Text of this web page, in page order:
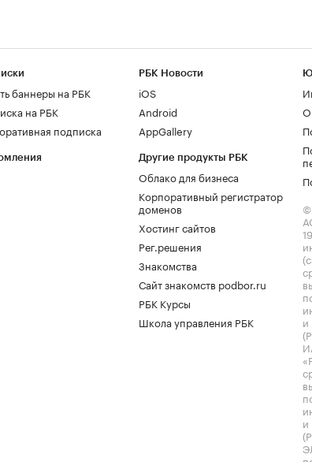
баннеры на РБК
на РБК
подписка
РБК Новости
iOS
Android
AppGallery
Другие продукты РБК
Облако для бизнеса
Корпоративный регистратор
доменов
Хостинг сайтов
Рег.решения
Знакомства
Сайт знакомств podbor.ru
РБК Курсы
Школа управления РБК
О
и
и